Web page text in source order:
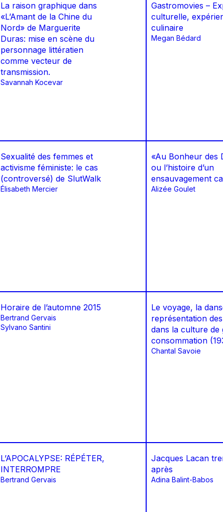
La raison graphique dans
«L’Amant de la Chine du
Nord» de Marguerite
Duras: mise en scène du
personnage littératien
comme vecteur de
transmission.
Savannah Kocevar
Gastromovies –
culturelle,
culinaire
Megan Bédard
Sexualité des femmes et
activisme féministe: le cas
(controversé) de SlutWalk
Élisabeth Mercier
«Au Bonheur des
ou l’histoire d’un
ensauvagement
Alizée Goulet
Horaire de l’automne 2015
Bertrand Gervais
Sylvano Santini
Le voyage, la
représentation
dans la culture de
consommation
Chantal Savoie
L’APOCALYPSE: RÉPÉTER,
INTERROMPRE
Bertrand Gervais
Jacques Lacan
après
Adina Balint-Babos